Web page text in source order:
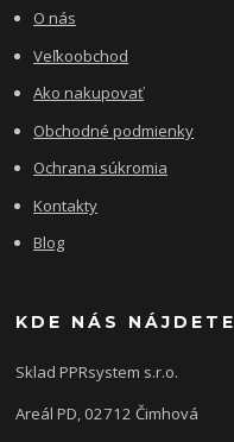
O nás
Veľkoobchod
Ako nakupovať
Obchodné podmienky
Ochrana súkromia
Kontakty
Blog
KDE NÁS NÁJDETE
Sklad PPRsystem s.r.o.
Areál PD, 02712 Čimhová